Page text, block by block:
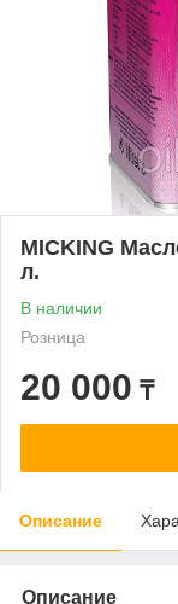
MICKING
л.
В наличии
Розница
20 000 ₸
Описание
Описание